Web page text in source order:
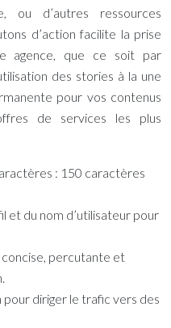
ou d’autres ressources
d’action facilite la prise
agence, que ce soit par
des stories à la une
pour vos contenus
de services les plus
: 150 caractères
et du nom d’utilisateur pour
concise, percutante et
diriger le trafic vers des